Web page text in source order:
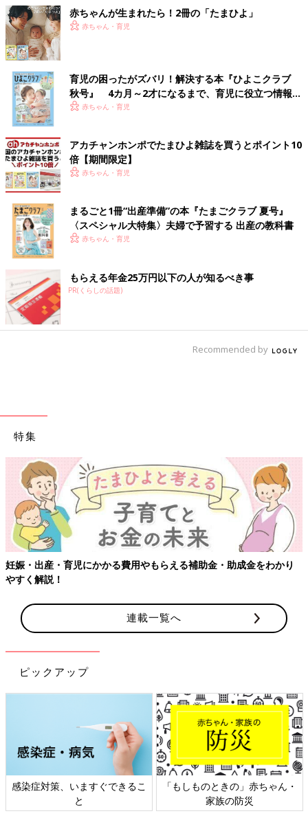
赤ちゃんが生まれたら！2冊の「たまひよ」
赤ちゃん・育児
育児の困ったがズバリ！解決する本『ひよこクラブ
秋号』 4カ月～2才になるまで、育児に役立つ情報が
いっぱい！
赤ちゃん・育児
アカチャンホンポでたまひよ雑誌を買うとポイント10
倍【期間限定】
赤ちゃん・育児
まるごと1冊“出産準備”の本『たまごクラブ 夏号』
〈スペシャル大特集〉夫婦で予習する 出産の教科書
赤ちゃん・育児
もらえる年金25万円以下の人が知るべき事
PR(くらしの話題)
Recommended by
特集
妊娠・出産・育児にかかる費用やもらえる補助金・助成金をわかり
やすく解説！
連載一覧へ
ピックアップ
感染症対策、いますぐできるこ
と
「もしものときの」赤ちゃん・
家族の防災